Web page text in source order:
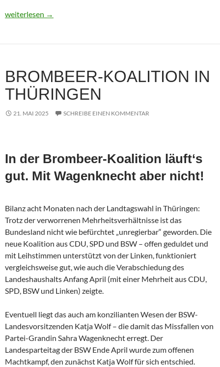
Usbekistan 2025: Unterwegs in einem Land im Aufbruch
weiterlesen →
BROMBEER-KOALITION IN
THÜRINGEN
21. MAI 2025 SCHREIBE EINEN KOMMENTAR
In der Brombeer-Koalition läuft‘s
gut. Mit Wagenknecht aber nicht!
Bilanz acht Monaten nach der Landtagswahl in Thüringen:
Trotz der verworrenen Mehrheitsverhältnisse ist das
Bundesland nicht wie befürchtet „unregierbar“ geworden. Die
neue Koalition aus CDU, SPD und BSW – offen geduldet und
mit Leihstimmen unterstützt von der Linken, funktioniert
vergleichsweise gut, wie auch die Verabschiedung des
Landeshaushalts Anfang April (mit einer Mehrheit aus CDU,
SPD, BSW und Linken) zeigte.
Eventuell liegt das auch am konzilianten Wesen der BSW-
Landesvorsitzenden Katja Wolf – die damit das Missfallen von
Partei-Grandin Sahra Wagenknecht erregt. Der
Landesparteitag der BSW Ende April wurde zum offenen
Machtkampf, den zunächst Katja Wolf für sich entschied.